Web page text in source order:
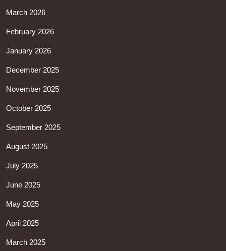
March 2026
February 2026
January 2026
December 2025
November 2025
October 2025
September 2025
August 2025
July 2025
June 2025
May 2025
April 2025
March 2025